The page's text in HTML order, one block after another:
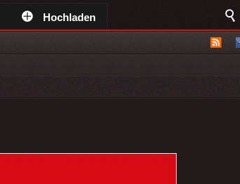
Hochladen